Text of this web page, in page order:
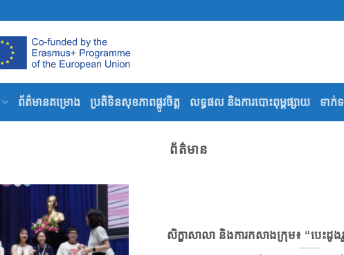
ព័ត៌មានគម្រោង ប្រតិទិនសុខភាពផ្លូវចិត្ត លទ្ធផល និងការបោះពុម្ពផ្សាយ ទាក់
ព័ត៌មាន
សិក្ខាសាលា និងការកសាងក្រុម៖ “បេះដូងរួប